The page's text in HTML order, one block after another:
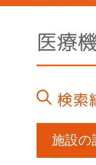
医療
検索
施設の